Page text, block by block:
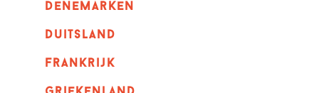
denemarken
duitsland
frankrijk